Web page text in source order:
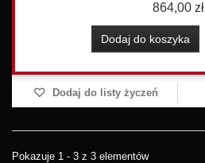
864,00 zł
Dodaj do koszyka
Dodaj do listy życzeń
Pokazuje 1 - 3 z 3 elementów